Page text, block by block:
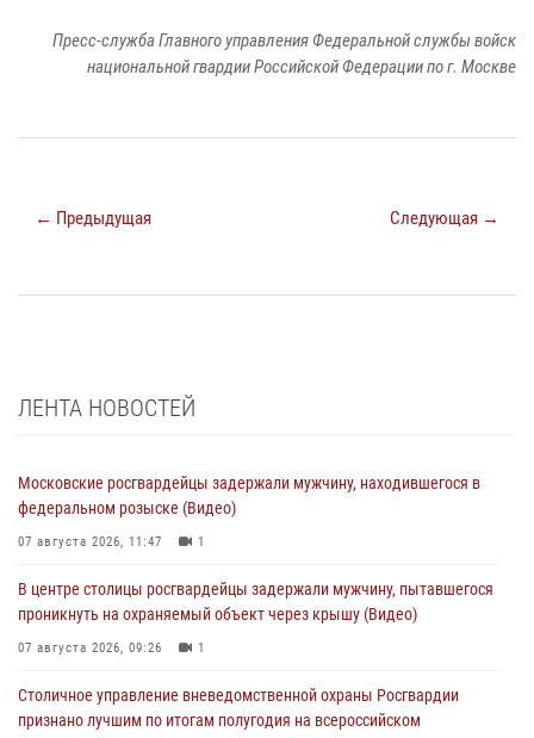
Пресс-служба Главного управления Федеральной службы войск
национальной гвардии Российской Федерации по г. Москве
← Предыдущая Следующая →
ЛЕНТА НОВОСТЕЙ
Московские росгвардейцы задержали мужчину, находившегося в
федеральном розыске (Видео)
07 августа 2026, 11:47 1
В центре столицы росгвардейцы задержали мужчину, пытавшегося
проникнуть на охраняемый объект через крышу (Видео)
07 августа 2026, 09:26 1
Столичное управление вневедомственной охраны Росгвардии
признано лучшим по итогам полугодия на всероссийском